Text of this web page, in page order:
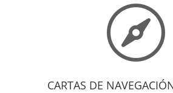

CARTAS DE